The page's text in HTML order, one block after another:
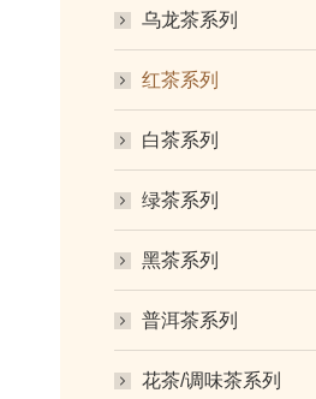
乌龙茶系列
红茶系列
白茶系列
绿茶系列
黑茶系列
普洱茶系列
花茶/调味茶系列